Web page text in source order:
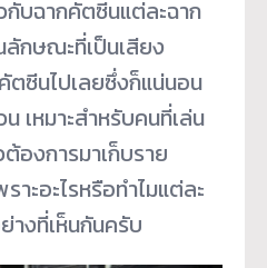
บฉากคัตซีนแต่ละฉาก
ลักษณะที่เป็นเสียง
ซีนไปเลยซึ่งก็แน่นอน
เหมาะสำหรับคนที่เล่น
องการมาเก็บราย
าะอะไรหรือทำไมแต่ละ
างที่เห็นกันครับ